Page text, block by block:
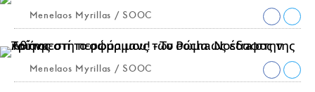
Menelaos Myrillas / SOOC
Menelaos Myrillas / SOOC